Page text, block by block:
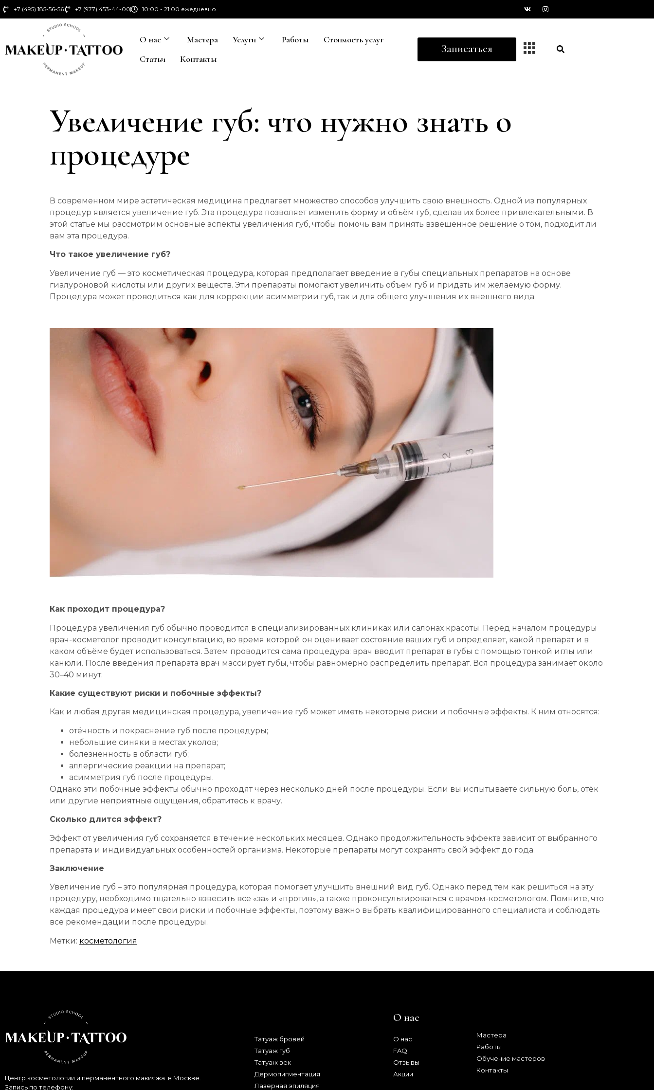
+7 (495) 185-56-56 +7 (977) 453-44-00 10:00 - 21:00 ежедневно
О нас Мастера Услуги Работы
Стоимость услуг
Статьи
Контакты
Записаться
Увеличение губ: что нужно знать о
процедуре
В современном мире эстетическая медицина предлагает множество способов улучшить свою внешность. Одной из популярных
процедур является увеличение губ. Эта процедура позволяет изменить форму и объём губ, сделав их более привлекательными. В
этой статье мы рассмотрим основные аспекты увеличения губ, чтобы помочь вам принять взвешенное решение о том, подходит ли
вам эта процедура.
Что такое увеличение губ?
Увеличение губ — это косметическая процедура, которая предполагает введение в губы специальных препаратов на основе
гиалуроновой кислоты или других веществ. Эти препараты помогают увеличить объём губ и придать им желаемую форму.
Процедура может проводиться как для коррекции асимметрии губ, так и для общего улучшения их внешнего вида.
Как проходит процедура?
Процедура увеличения губ обычно проводится в специализированных клиниках или салонах красоты. Перед началом процедуры
врач-косметолог проводит консультацию, во время которой он оценивает состояние ваших губ и определяет, какой препарат и в
каком объёме будет использоваться. Затем проводится сама процедура: врач вводит препарат в губы с помощью тонкой иглы или
канюли. После введения препарата врач массирует губы, чтобы равномерно распределить препарат. Вся процедура занимает около
30–40 минут.
Какие существуют риски и побочные эффекты?
Как и любая другая медицинская процедура, увеличение губ может иметь некоторые риски и побочные эффекты. К ним относятся:
отёчность и покраснение губ после процедуры;
небольшие синяки в местах уколов;
болезненность в области губ;
аллергические реакции на препарат;
асимметрия губ после процедуры.
Однако эти побочные эффекты обычно проходят через несколько дней после процедуры. Если вы испытываете сильную боль, отёк
или другие неприятные ощущения, обратитесь к врачу.
Сколько длится эффект?
Эффект от увеличения губ сохраняется в течение нескольких месяцев. Однако продолжительность эффекта зависит от выбранного
препарата и индивидуальных особенностей организма. Некоторые препараты могут сохранять свой эффект до года.
Заключение
Увеличение губ – это популярная процедура, которая помогает улучшить внешний вид губ. Однако перед тем как решиться на эту
процедуру, необходимо тщательно взвесить все «за» и «против», а также проконсультироваться с врачом-косметологом. Помните, что
каждая процедура имеет свои риски и побочные эффекты, поэтому важно выбрать квалифицированного специалиста и соблюдать
все рекомендации после процедуры.
Метки: косметология
Центр косметологии и перманентного макияжа в Москве.
Запись по телефону:
Татуаж бровей
Татуаж губ
Татуаж век
Дермопигментация
Лазерная эпиляция
О нас
О нас
FAQ
Отзывы
Акции
Мастера
Работы
Обучение мастеров
Контакты